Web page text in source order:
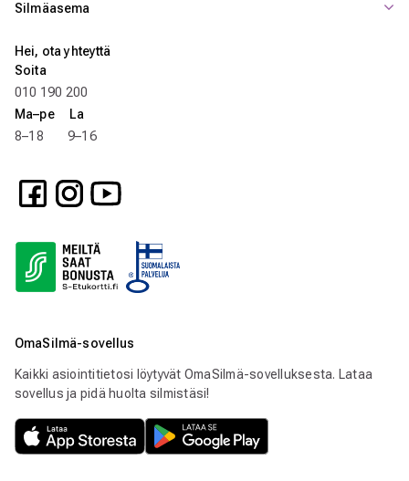
Silmäasema
Hei, ota yhteyttä
Soita
010 190 200
Ma–pe La
8–18 9–16
OmaSilmä-sovellus
Kaikki asiointitietosi löytyvät OmaSilmä-sovelluksesta. Lataa
sovellus ja pidä huolta silmistäsi!